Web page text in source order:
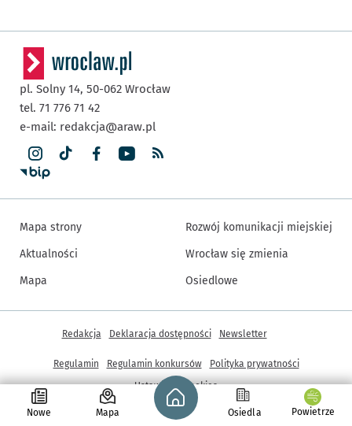
Nowe Mapa
Strona główna - wroclaw.pl
Osiedla Powietrze
pl. Solny 14, 50-062 Wrocław
tel. 71 776 71 42
e-mail: redakcja@araw.pl
Mapa strony
Aktualności
Mapa
Rozwój komunikacji miejskiej
Wrocław się zmienia
Osiedlowe
© Copyright 2005-2026, ARAW S.A., Gmina Wrocław
Inne informacje
Redakcja Deklaracja dostępności Newsletter
Regulamin Regulamin konkursów
Polityka prywatności
Ustawienia cookies